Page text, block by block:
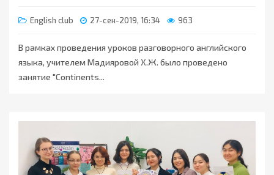
English club 27-сен-2019, 16:34 963
В рамках проведения уроков разговорного английского
языка, учителем Мадияровой Х.Ж. было проведено
занятие "Continents...